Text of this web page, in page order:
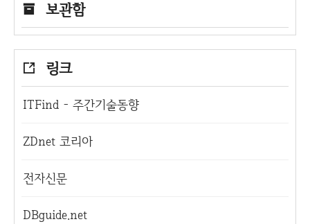
보관함
링크
ITFind - 주간기술동향
ZDnet 코리아
전자신문
DBguide.net